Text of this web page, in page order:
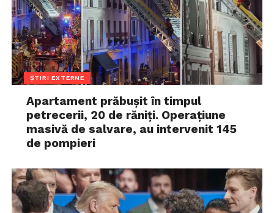
ȘTIRI EXTERNE
Apartament prăbușit în timpul
petrecerii, 20 de răniți. Operațiune
masivă de salvare, au intervenit 145
de pompieri